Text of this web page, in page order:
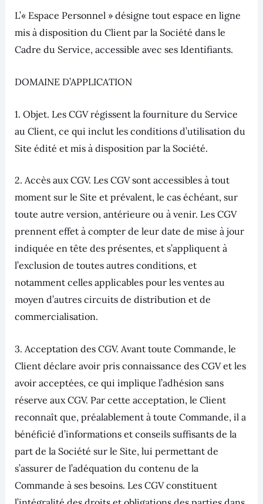
L’« Espace Personnel » désigne tout espace en ligne
mis à disposition du Client par la Société dans le
Cadre du Service, accessible avec ses Identifiants.
DOMAINE D’APPLICATION
1. Objet. Les CGV régissent la fourniture du Service
au Client, ce qui inclut les conditions d’utilisation du
Site édité et mis à disposition par la Société.
2. Accès aux CGV. Les CGV sont accessibles à tout
moment sur le Site et prévalent, le cas échéant, sur
toute autre version, antérieure ou à venir. Les CGV
prennent effet à compter de leur date de mise à jour
indiquée en tête des présentes, et s’appliquent à
l’exclusion de toutes autres conditions, et
notamment celles applicables pour les ventes au
moyen d’autres circuits de distribution et de
commercialisation.
3. Acceptation des CGV. Avant toute Commande, le
Client déclare avoir pris connaissance des CGV et les
avoir acceptées, ce qui implique l’adhésion sans
réserve aux CGV. Par cette acceptation, le Client
reconnaît que, préalablement à toute Commande, il a
bénéficié d’informations et conseils suffisants de la
part de la Société sur le Site, lui permettant de
s’assurer de l’adéquation du contenu de la
Commande à ses besoins. Les CGV constituent